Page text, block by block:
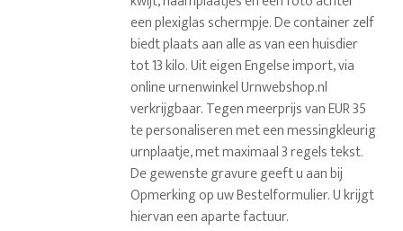
een plexiglas schermpje. De container zelf
biedt plaats aan alle as van een huisdier
tot 13 kilo. Uit eigen Engelse import, via
online urnenwinkel Urnwebshop.nl
verkrijgbaar. Tegen meerprijs van EUR 35
te personaliseren met een messingkleurig
urnplaatje, met maximaal 3 regels tekst.
De gewenste gravure geeft u aan bij
Opmerking op uw Bestelformulier. U krijgt
hiervan een aparte factuur.